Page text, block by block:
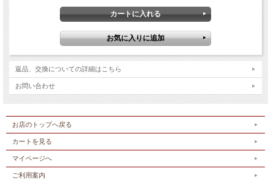
返品、交換についての詳細はこちら
お問い合わせ
お店のトップへ戻る
カートを見る
マイページへ
ご利用案内